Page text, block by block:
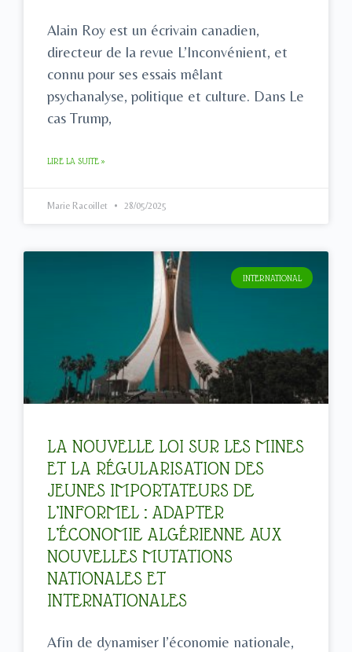
Alain Roy est un écrivain canadien,
directeur de la revue L’Inconvénient, et
connu pour ses essais mêlant
psychanalyse, politique et culture. Dans Le
cas Trump,
LIRE LA SUITE »
Marie Racoillet 28/05/2025
INTERNATIONAL
LA NOUVELLE LOI SUR LES MINES
ET LA RÉGULARISATION DES
JEUNES IMPORTATEURS DE
L’INFORMEL : ADAPTER
L’ÉCONOMIE ALGÉRIENNE AUX
NOUVELLES MUTATIONS
NATIONALES ET
INTERNATIONALES
Afin de dynamiser l’économie nationale,